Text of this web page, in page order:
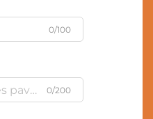
0/100
0/200